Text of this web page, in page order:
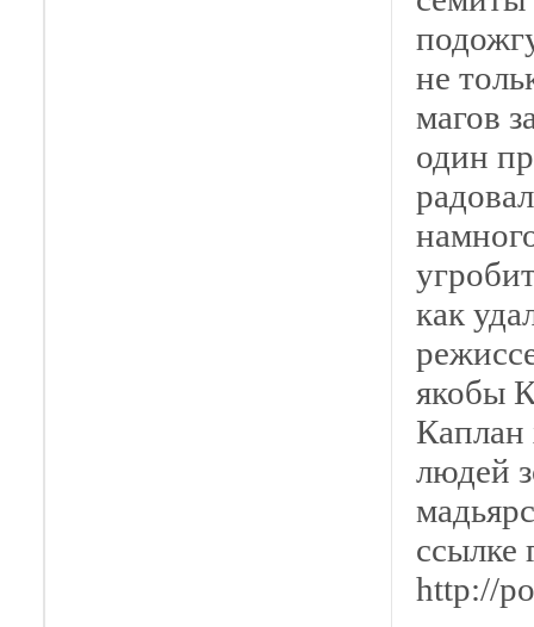
не
магов
один
как
якобы
Каплан
людей
ссылке
http://